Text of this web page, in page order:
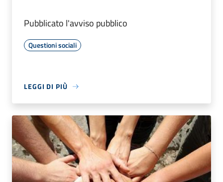
Pubblicato l'avviso pubblico
Questioni sociali
LEGGI DI PIÙ